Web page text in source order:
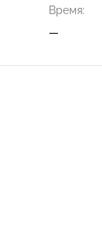
Время:
—